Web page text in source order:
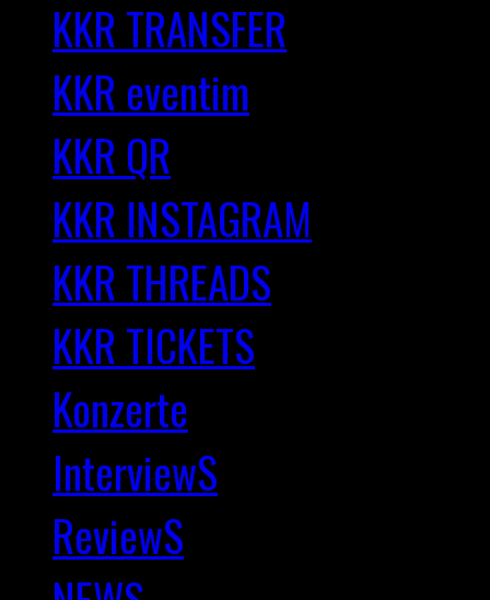
KKR TRANSFER
KKR eventim
KKR QR
KKR INSTAGRAM
KKR THREADS
KKR TICKETS
Konzerte
InterviewS
ReviewS